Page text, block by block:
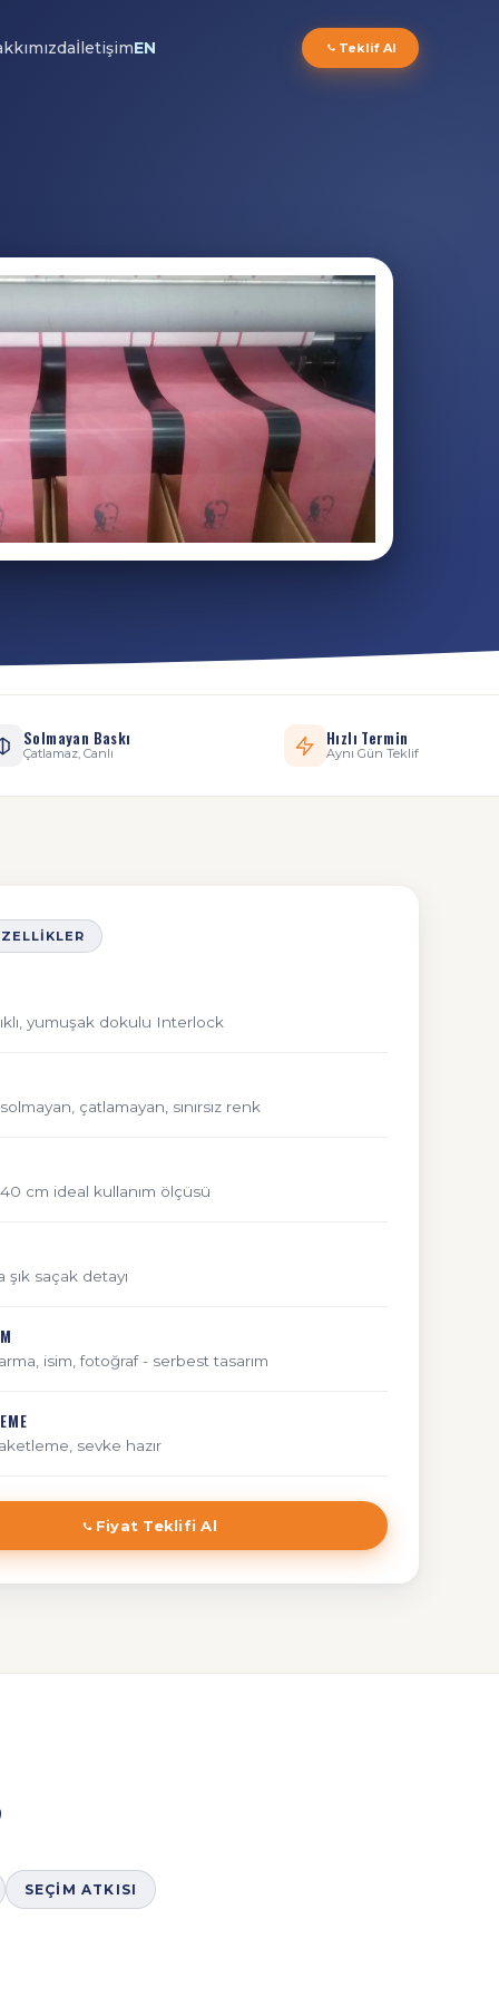
İletişimEN Teklif Al
Solmayan Baskı
Çatlamaz, Canlı
Hızlı Termin
Aynı Gün Teklif
yumuşak dokulu Interlock
çatlamayan, sınırsız renk
cm ideal kullanım ölçüsü
şık saçak detayı
isim, fotoğraf - serbest tasarım
sevke hazır
Fiyat Teklifi Al
SEÇIM ATKISI